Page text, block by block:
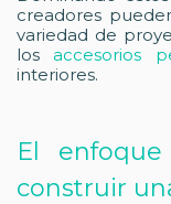
creadores
variedad de
los accesorios
interiores.
El
construir